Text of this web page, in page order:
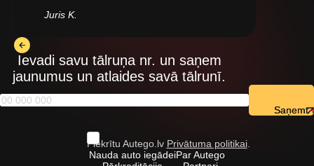
Juris K.
Ievadi savu tālruņa nr. un saņem
jaunumus un atlaides savā tālrunī.
Piekrītu Autego.lv Privātuma politikai.
Nauda auto iegādeiPar Autego